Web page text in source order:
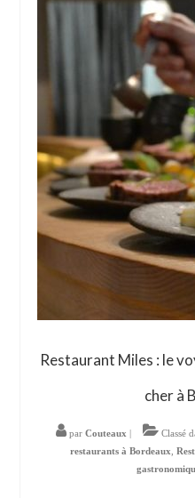
Restaurant Miles : le
cher à
par Couteaux Classé
restaurants à Bordeaux